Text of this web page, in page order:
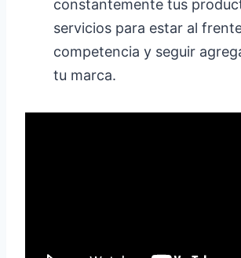
constantemente tus
servicios para estar al
competencia y seguir
tu marca.